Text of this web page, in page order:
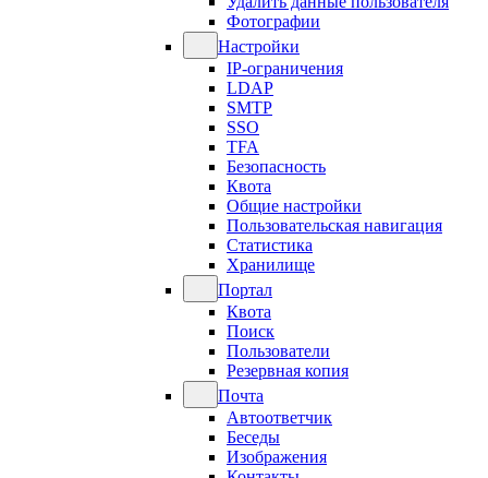
Фотографии
Настройки
IP-ограничения
LDAP
SMTP
SSO
TFA
Безопасность
Квота
Общие настройки
Пользовательская навигация
Статистика
Хранилище
Портал
Квота
Поиск
Пользователи
Резервная копия
Почта
Автоответчик
Беседы
Изображения